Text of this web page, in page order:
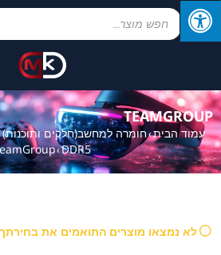
TEAMGROUP
עמוד הבית›חומרה למחשב(חלקים ותוכנות)
DDR5
›
לא נמצאו מוצרים התואמים את